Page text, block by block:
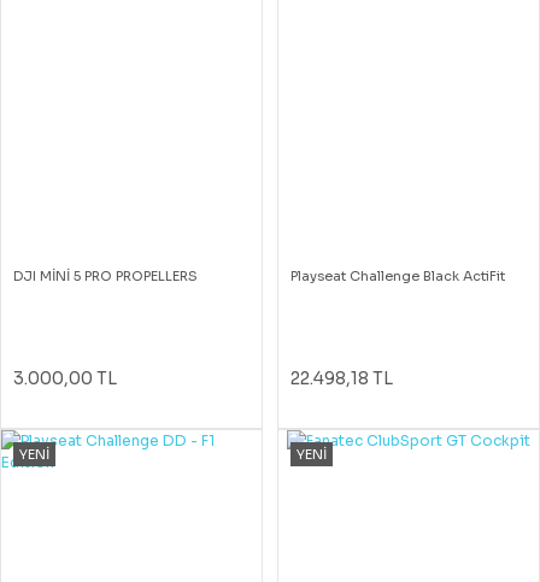
DJI MİNİ 5 PRO PROPELLERS
3.000,00 TL
Playseat Challenge Black ActiFit
22.498,18 TL
YENİ YENİ